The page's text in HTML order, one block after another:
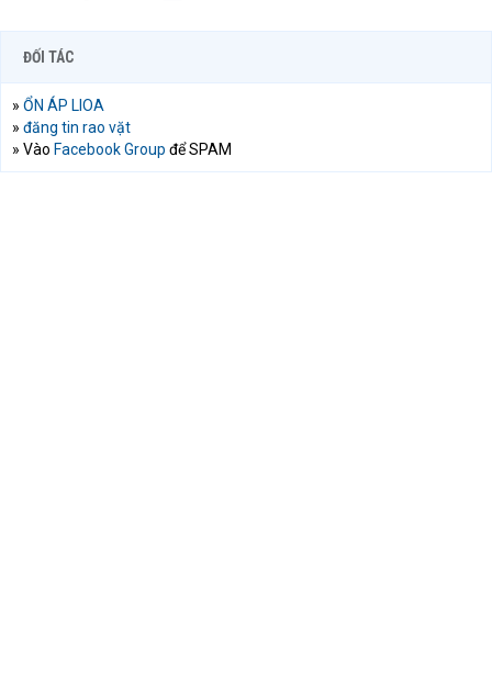
ĐỐI TÁC
» ỔN ÁP LIOA
» đăng tin rao vặt
» Vào Facebook Group để SPAM